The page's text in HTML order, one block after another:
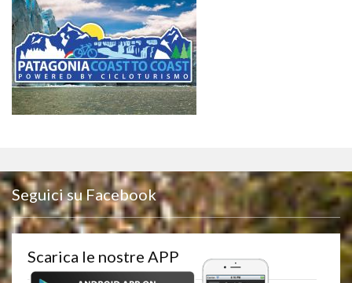
Seguici su Facebook
Scarica le nostre APP